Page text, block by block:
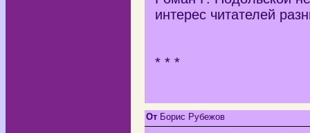
интерес читателей
* * *
От Борис Рубежов